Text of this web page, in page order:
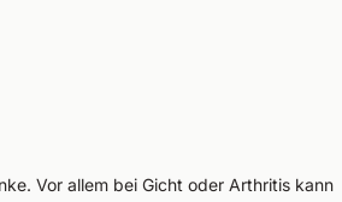
Vor allem bei Gicht oder Arthritis kann